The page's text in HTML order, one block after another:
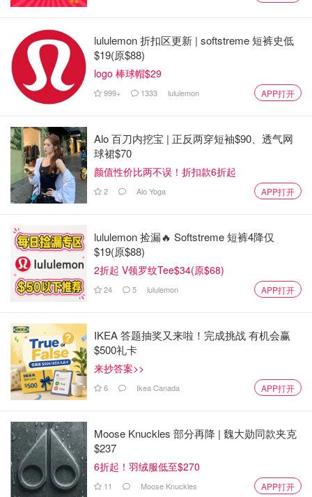
lululemon 折扣区更新 | softstreme 短裤史低
$19(原$88)
logo 棒球帽$29
999+ 1333 lululemon APP打开
Alo 百刀内挖宝 | 正反两穿短袖$90、透气网
球裙$70
颜值性价比两不误！折扣款6折起
2 Alo Yoga APP打开
lululemon 捡漏🔥 Softstreme 短裤4降仅
$19(原$88)
2折起 V领罗纹Tee$34(原$68)
24 5 lululemon APP打开
IKEA 答题抽奖又来啦！完成挑战 有机会赢
$500礼卡
来抄答案>>
6 Ikea Canada APP打开
Moose Knuckles 部分再降 | 魏大勋同款夹克
$237
6折起！羽绒服低至$270
11 Moose Knuckles APP打开